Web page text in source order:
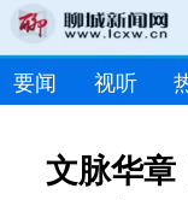
要闻 视听
文脉华章